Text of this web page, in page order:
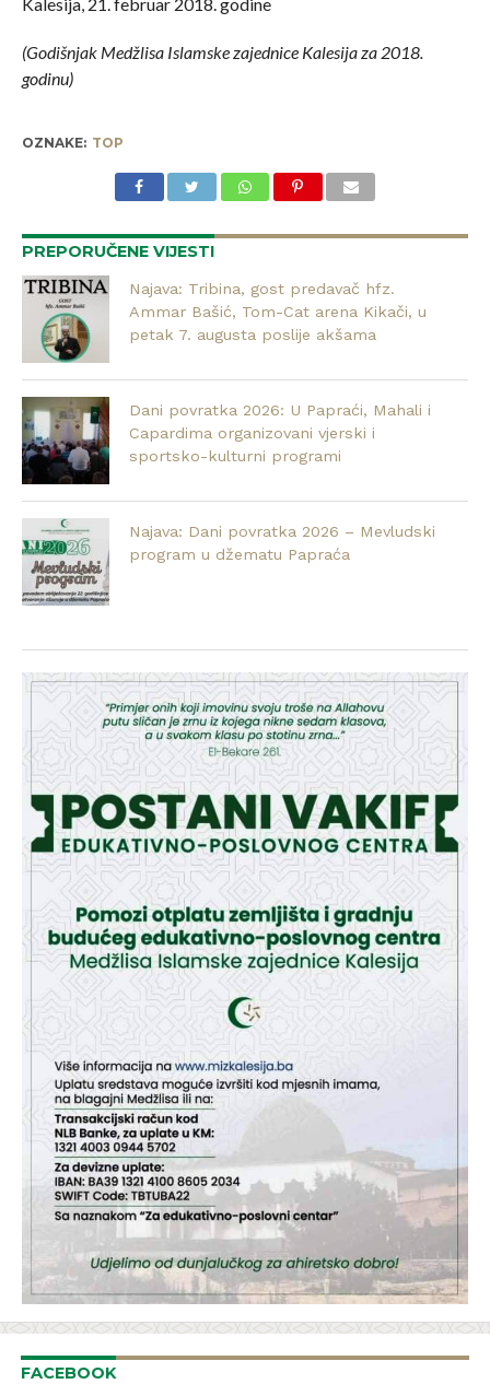
(Godišnjak Medžlisa Islamske zajednice Kalesija za 2018.
godinu)
OZNAKE: TOP
PREPORUČENE VIJESTI
Najava: Tribina, gost predavač hfz.
Ammar Bašić, Tom-Cat arena Kikači, u
petak 7. augusta poslije akšama
Dani povratka 2026: U Papraći, Mahali i
Capardima organizovani vjerski i
sportsko-kulturni programi
Najava: Dani povratka 2026 – Mevludski
program u džematu Papraća
FACEBOOK